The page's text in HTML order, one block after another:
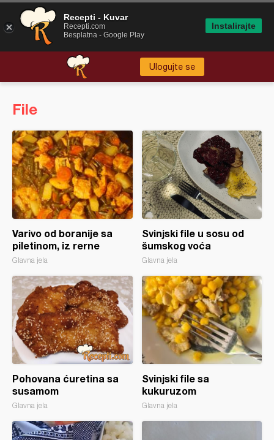
Ulogujte se
File
Varivo od boranije sa
piletinom, iz rerne
Glavna jela
Svinjski file u sosu od
šumskog voća
Glavna jela
Pohovana ćuretina sa
susamom
Glavna jela
Svinjski file sa
kukuruzom
Glavna jela
Recepti - Kuvar
Recepti.com
Besplatna - Google Play
Instalirajte